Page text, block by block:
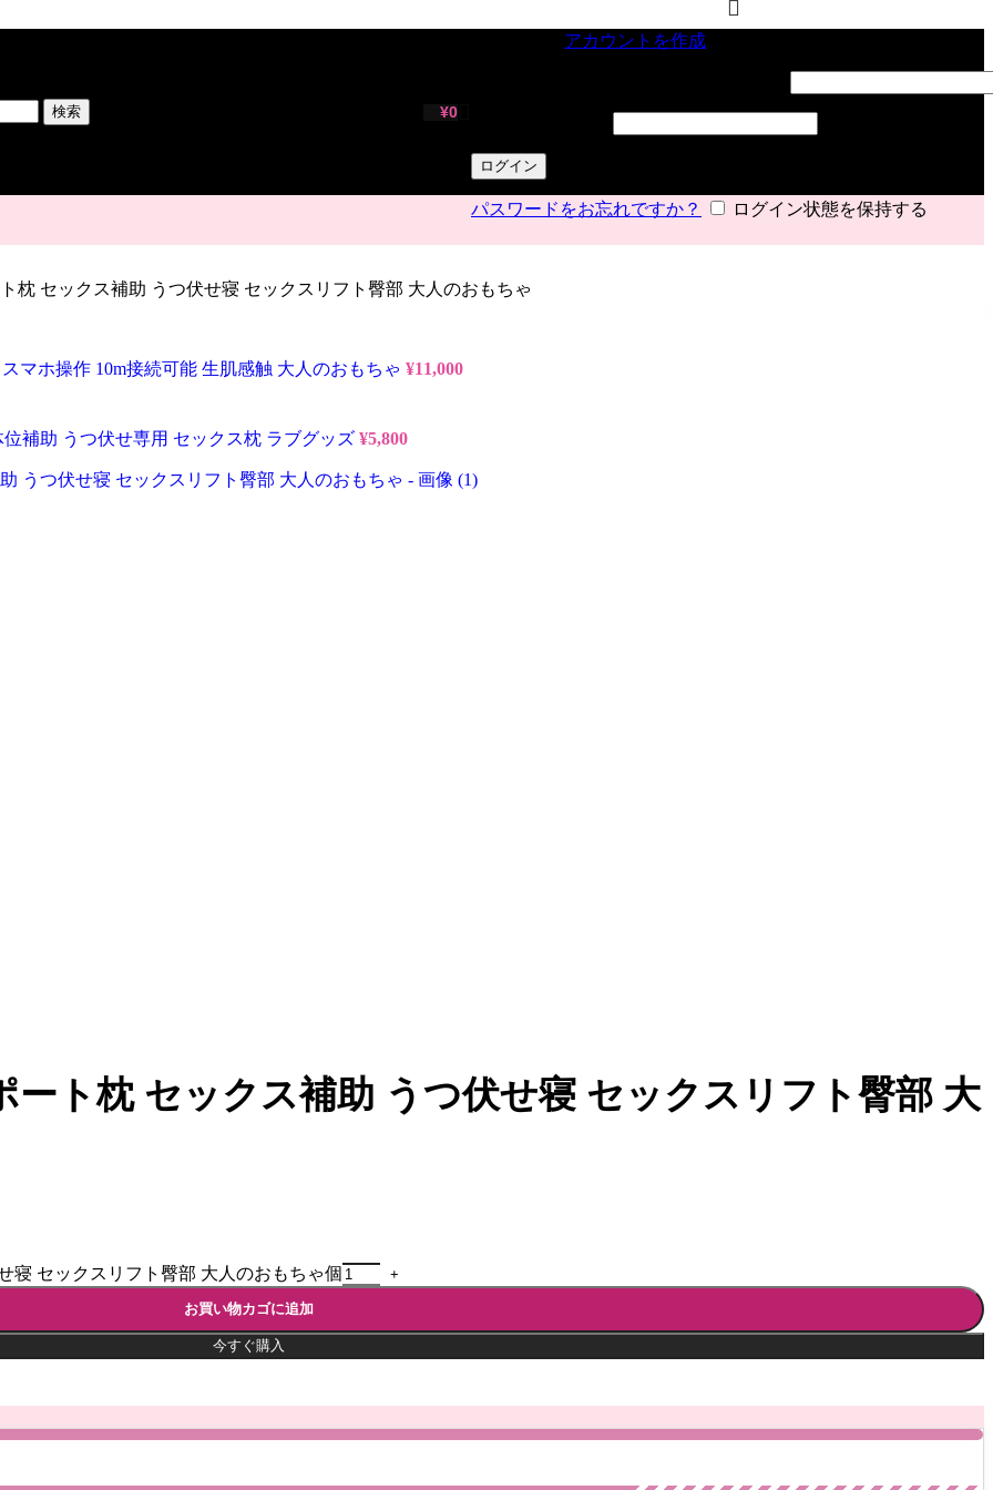
検索 ¥0
アカウントを作成
ログイン
パスワードをお忘れですか？ ログイン状態を保持する
枕 セックス補助 うつ伏せ寝 セックスリフト臀部 大人のおもちゃ
マホ操作 10m接続可能 生肌感触 大人のおもちゃ ¥11,000
補助 うつ伏せ専用 セックス枕 ラブグッズ ¥5,800
ート枕 セックス補助 うつ伏せ寝 セックスリフト臀部 大
寝 セックスリフト臀部 大人のおもちゃ個
お買い物カゴに追加
今すぐ購入